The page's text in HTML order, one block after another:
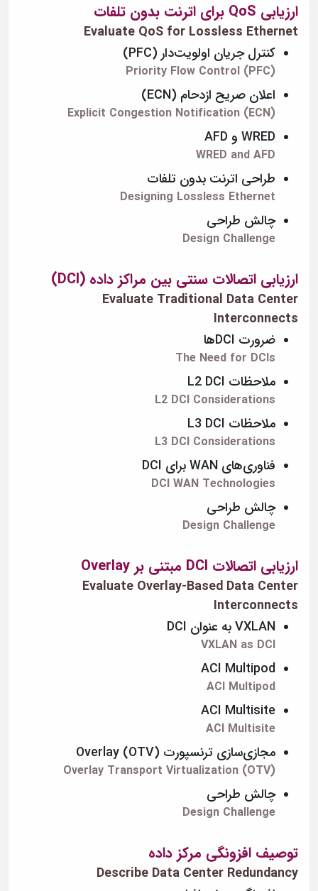
ارزیابی QoS برای اترنت بدون تلفات
Evaluate QoS for Lossless Ethernet
کنترل جریان اولویت‌دار (PFC)
Priority Flow Control (PFC)
اعلان صریح ازدحام (ECN)
Explicit Congestion Notification (ECN)
WRED و AFD
WRED and AFD
طراحی اترنت بدون تلفات
Designing Lossless Ethernet
چالش طراحی
Design Challenge
ارزیابی اتصالات سنتی بین مراکز داده (DCI)
Evaluate Traditional Data Center
Interconnects
ضرورت DCIها
The Need for DCIs
ملاحظات L2 DCI
L2 DCI Considerations
ملاحظات L3 DCI
L3 DCI Considerations
فناوری‌های WAN برای DCI
DCI WAN Technologies
چالش طراحی
Design Challenge
ارزیابی اتصالات DCI مبتنی بر Overlay
Evaluate Overlay-Based Data Center
Interconnects
VXLAN به عنوان DCI
VXLAN as DCI
ACI Multipod
ACI Multipod
ACI Multisite
ACI Multisite
مجازی‌سازی ترنسپورت Overlay (OTV)
Overlay Transport Virtualization (OTV)
چالش طراحی
Design Challenge
توصیف افزونگی مرکز داده
Describe Data Center Redundancy